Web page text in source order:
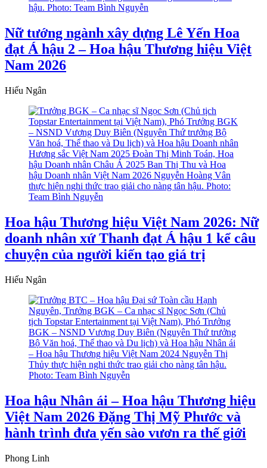
Nữ tướng ngành xây dựng Lê Yến Hoa
đạt Á hậu 2 – Hoa hậu Thương hiệu Việt
Nam 2026
Hiếu Ngân
Hoa hậu Thương hiệu Việt Nam 2026: Nữ
doanh nhân xứ Thanh đạt Á hậu 1 kể câu
chuyện của người kiến tạo giá trị
Hiếu Ngân
Hoa hậu Nhân ái – Hoa hậu Thương hiệu
Việt Nam 2026 Đặng Thị Mỹ Phước và
hành trình đưa yến sào vươn ra thế giới
Phong Linh